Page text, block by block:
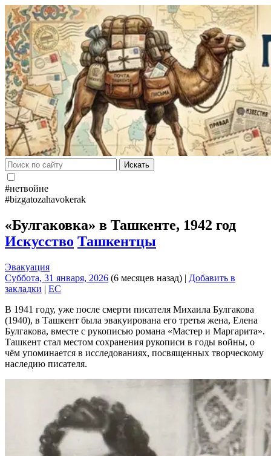
Искать
#нетвойне
#bizgatozahavokerak
«Булгаковка» в Ташкенте, 1942 год
Искусство Ташкентцы
Эвакуация
Суббота, 31 января, 2026 (6 месяцев назад) | Добавить в
закладки | EC
В 1941 году, уже после смерти писателя Михаила Булгакова
(1940), в Ташкент была эвакуирована его третья жена, Елена
Булгакова, вместе с рукописью романа «Мастер и Маргарита».
Ташкент стал местом сохранения рукописи в годы войны, о
чём упоминается в исследованиях, посвященных творческому
наследию писателя.